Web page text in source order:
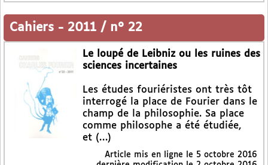
Cahiers - 2011 / n° 22
Le loupé de Leibniz ou les ruines des
sciences incertaines
Les études fouriéristes ont très tôt
interrogé la place de Fourier dans le
champ de la philosophie. Sa place
comme philosophe a été étudiée,
et (…)
Article mis en ligne le 5 octobre 2016